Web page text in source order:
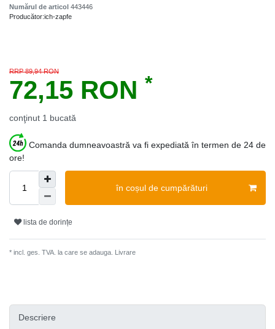
Numărul de articol 443446
Producător:ich-zapfe
RRP 89,94 RON
72,15 RON *
conţinut 1 bucată
Comanda dumneavoastră va fi expediată în termen de 24 de
ore!
în coșul de cumpărături
lista de dorințe
* incl. ges. TVA. la care se adauga. Livrare
Descriere